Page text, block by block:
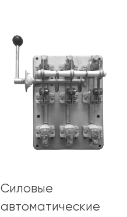
Силовые
автоматические